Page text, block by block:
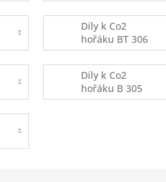
Díly k Co2
hořáku BT 306
Díly k Co2
hořáku B 305